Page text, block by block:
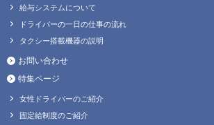
給与システムについて
ドライバーの一日の仕事の流れ
タクシー搭載機器の説明
お問い合わせ
特集ページ
女性ドライバーのご紹介
固定給制度のご紹介